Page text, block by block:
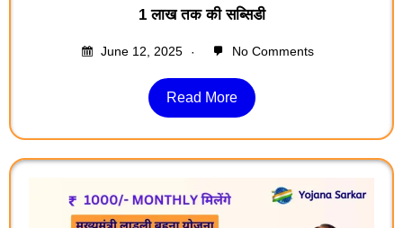
1 लाख तक की सब्सिडी
June 12, 2025 No Comments
Read More